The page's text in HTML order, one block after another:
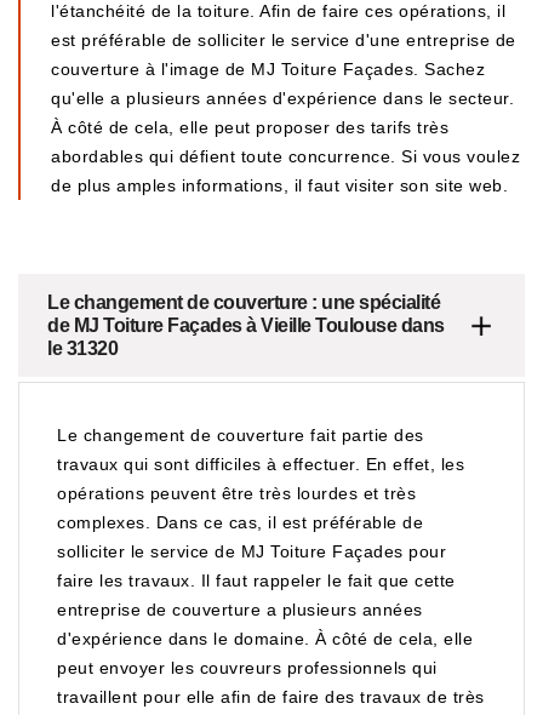
l'étanchéité de la toiture. Afin de faire ces opérations, il
est préférable de solliciter le service d'une entreprise de
couverture à l'image de MJ Toiture Façades. Sachez
qu'elle a plusieurs années d'expérience dans le secteur.
À côté de cela, elle peut proposer des tarifs très
abordables qui défient toute concurrence. Si vous voulez
de plus amples informations, il faut visiter son site web.
Le changement de couverture : une spécialité
de MJ Toiture Façades à Vieille Toulouse dans
le 31320
Le changement de couverture fait partie des
travaux qui sont difficiles à effectuer. En effet, les
opérations peuvent être très lourdes et très
complexes. Dans ce cas, il est préférable de
solliciter le service de MJ Toiture Façades pour
faire les travaux. Il faut rappeler le fait que cette
entreprise de couverture a plusieurs années
d'expérience dans le domaine. À côté de cela, elle
peut envoyer les couvreurs professionnels qui
travaillent pour elle afin de faire des travaux de très